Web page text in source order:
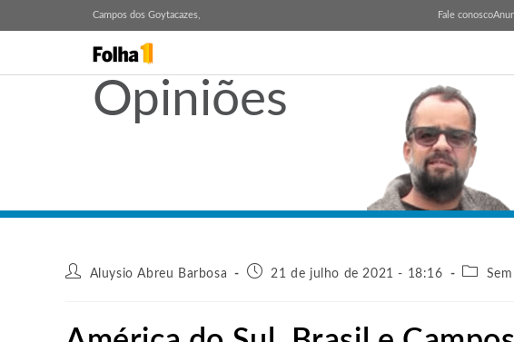
Campos dos Goytacazes, Fale conosco
Opiniões
Aluysio Abreu Barbosa 21 de julho de 2021 - 18:16